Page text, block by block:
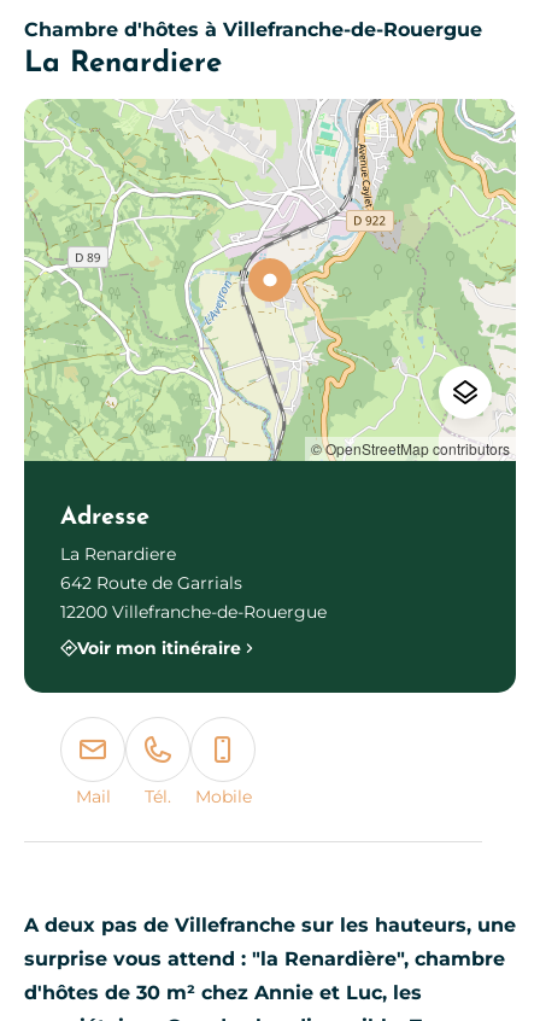
Chambre d'hôtes à Villefranche-de-Rouergue
La Renardiere
A deux pas de Villefranche sur les hauteurs, une
surprise vous attend : "la Renardière", chambre
d'hôtes de 30 m² chez Annie et Luc, les
© OpenStreetMap contributors
Adresse
La Renardiere
642 Route de Garrials
12200 Villefranche-de-Rouergue
Voir mon itinéraire
Mail Tél. Mobile